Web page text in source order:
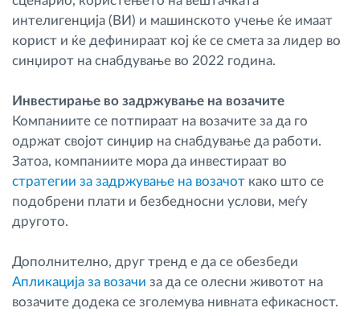
интелигенција (ВИ) и машинското учење ќе имаат
корист и ќе дефинираат кој ќе се смета за лидер во
синџирот на снабдување во 2022 година.
Инвестирање во задржување на возачите
Компаниите се потпираат на возачите за да го
одржат својот синџир на снабдување да работи.
Затоа, компаниите мора да инвестираат во
стратегии за задржување на возачот како што се
подобрени плати и безбедносни услови, меѓу
другото.
Дополнително, друг тренд е да се обезбеди
Апликација за возачи за да се олесни животот на
возачите додека се зголемува нивната ефикасност.